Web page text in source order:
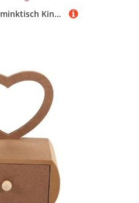
GarveeMore Schminktisch Kinderschminktisch mit Hocker Kinder Schminktisch Mädchen